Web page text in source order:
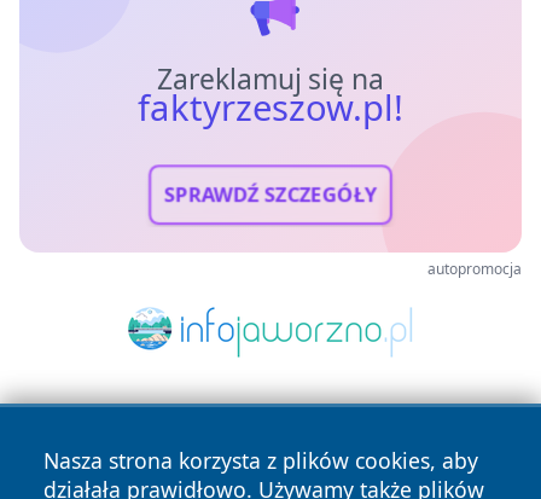
Zareklamuj się na
faktyrzeszow.pl!
SPRAWDŹ SZCZEGÓŁY
autopromocja
Nasza strona korzysta z plików cookies, aby
działała prawidłowo. Używamy także plików